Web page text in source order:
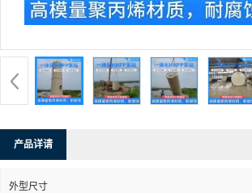
产品详请
外型尺寸